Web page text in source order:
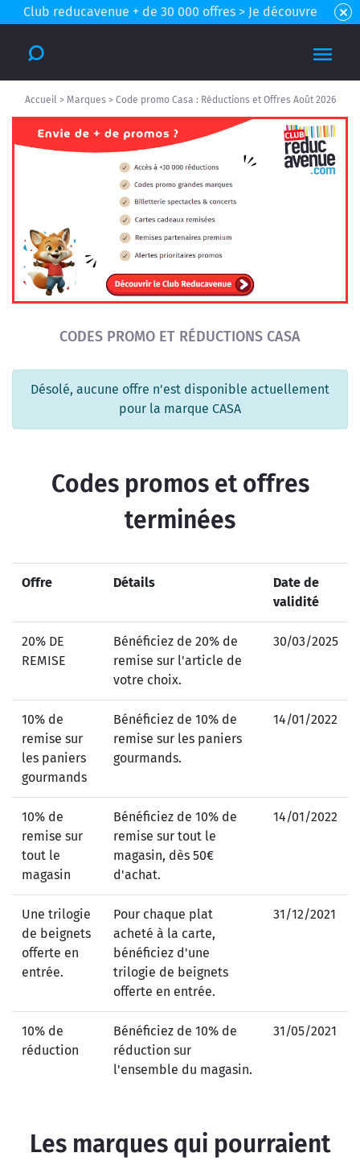
Club reducavenue + de 30 000 offres > Je découvre
Accueil > Marques > Code promo Casa : Réductions et Offres Août 2026
CODES PROMO ET RÉDUCTIONS CASA
Désolé, aucune offre n'est disponible actuellement
pour la marque CASA
Codes promos et offres
terminées
Offre Détails
Date de
validité
20% DE
REMISE
Bénéficiez de 20% de
remise sur l'article de
votre choix.
30/03/2025
10% de
remise sur
les paniers
gourmands
Bénéficiez de 10% de
remise sur les paniers
gourmands.
14/01/2022
10% de
remise sur
tout le
magasin
Bénéficiez de 10% de
remise sur tout le
magasin, dès 50€
d'achat.
14/01/2022
Une trilogie
de beignets
offerte en
entrée.
Pour chaque plat
acheté à la carte,
bénéficiez d'une
trilogie de beignets
offerte en entrée.
31/12/2021
10% de
réduction
Bénéficiez de 10% de
réduction sur
l'ensemble du magasin.
31/05/2021
Les marques qui pourraient